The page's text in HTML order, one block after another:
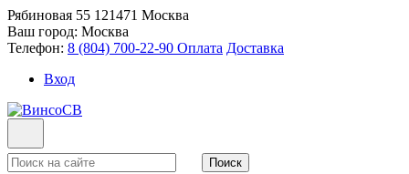
Рябиновая 55 121471 Москва
Ваш город: Москва
Телефон: 8 (804) 700-22-90 Оплата Доставка
Вход
Поиск